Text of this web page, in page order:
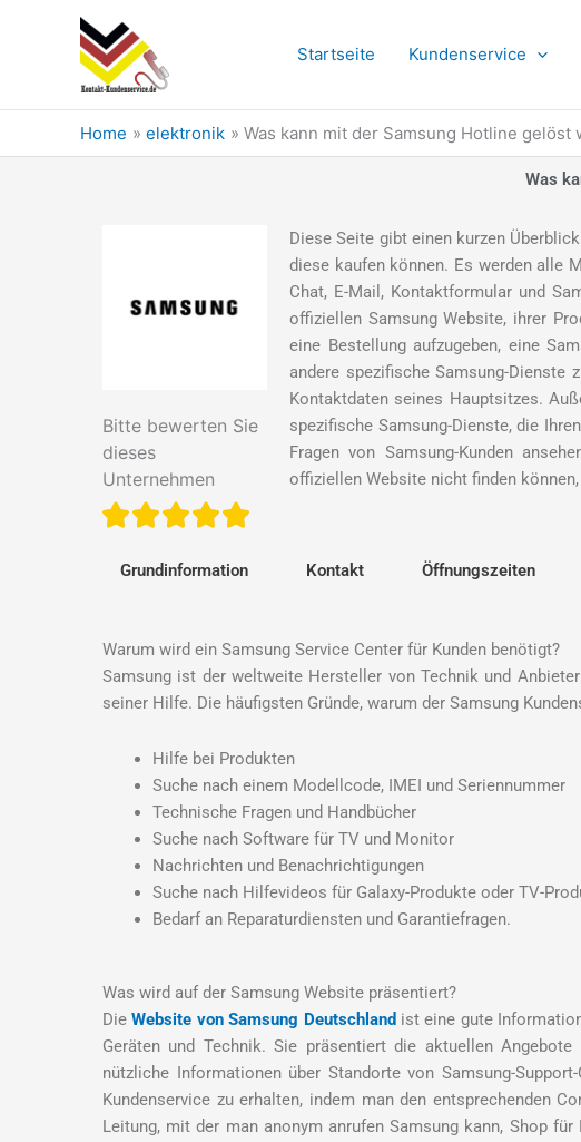
Startseite Kundenservice
Home elektronik Was kann mit der Samsung Hotline gelöst
Was
Bitte bewerten Sie
dieses
Unternehmen
Diese Seite gibt einen kurzen
diese kaufen können. Es werden alle
Chat, E-Mail, Kontaktformular und
offiziellen Samsung Website, ihrer
eine Bestellung aufzugeben, eine
andere spezifische Samsung-Dienste
Kontaktdaten seines Hauptsitzes.
spezifische Samsung-Dienste, die
Fragen von Samsung-Kunden
offiziellen Website nicht finden
Grundinformation Kontakt Öffnungszeiten
Warum wird ein Samsung Service Center für Kunden benötigt?
Samsung ist der weltweite Hersteller von Technik und
seiner Hilfe. Die häufigsten Gründe, warum der Samsung
Hilfe bei Produkten
Suche nach einem Modellcode, IMEI und Seriennummer
Technische Fragen und Handbücher
Suche nach Software für TV und Monitor
Nachrichten und Benachrichtigungen
Suche nach Hilfevideos für Galaxy-Produkte oder TV-
Bedarf an Reparaturdiensten und Garantiefragen.
Was wird auf der Samsung Website präsentiert?
DieWebsite von Samsung Deutschland ist eine gute
Geräten und Technik. Sie präsentiert die aktuellen
nützliche Informationen über Standorte von Samsung-
Kundenservice zu erhalten, indem man den entsprechenden
Leitung, mit der man anonym anrufen Samsung kann, Shop